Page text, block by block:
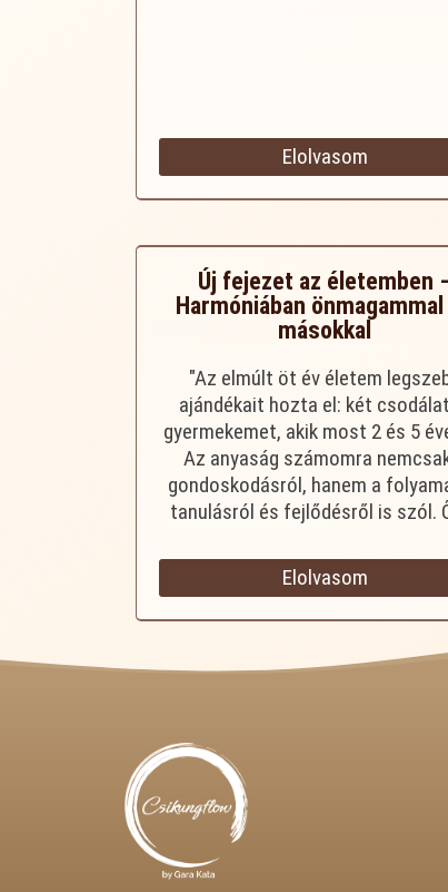
Elolvasom
Új fejezet az életemben
Harmóniában
másokkal
"Az elmúlt öt év életem
ajándékait hozta el: két
gyermekemet, akik most 2 és 5
Az anyaság számomra
gondoskodásról, hanem a
tanulásról és fejlődésről is szól.
Elolvasom